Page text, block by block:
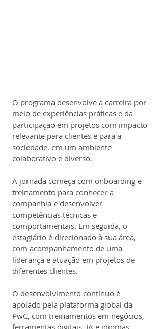
O programa desenvolve a carreira por
meio de experiências práticas e da
participação em projetos com impacto
relevante para clientes e para a
sociedade, em um ambiente
colaborativo e diverso.
A jornada começa com onboarding e
treinamento para conhecer a
companhia e desenvolver
competências técnicas e
comportamentais. Em seguida, o
estagiário é direcionado à sua área,
com acompanhamento de uma
liderança e atuação em projetos de
diferentes clientes.
O desenvolvimento contínuo é
apoiado pela plataforma global da
PwC, com treinamentos em negócios,